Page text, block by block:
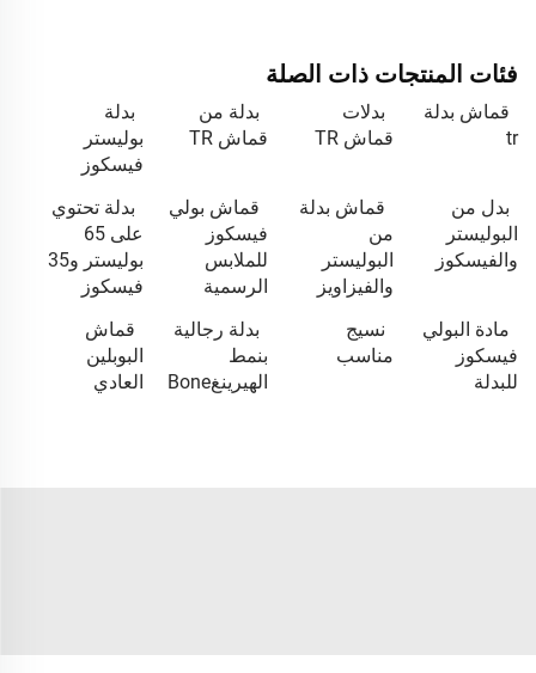
فئات المنتجات ذات الصلة
قماش بدلة
tr
بدلات
قماش TR
بدلة من
قماش TR
بدلة
بوليستر
فيسكوز
بدل من
البوليستر
والفيسكوز
قماش بدلة
من
البوليستر
والفيزاويز
قماش بولي
فيسكوز
للملابس
الرسمية
بدلة تحتوي
على 65
بوليستر و35
فيسكوز
مادة البولي
فيسكوز
للبدلة
نسيج
مناسب
بدلة رجالية
بنمط
الهيرينغBone
قماش
البوبلين
العادي